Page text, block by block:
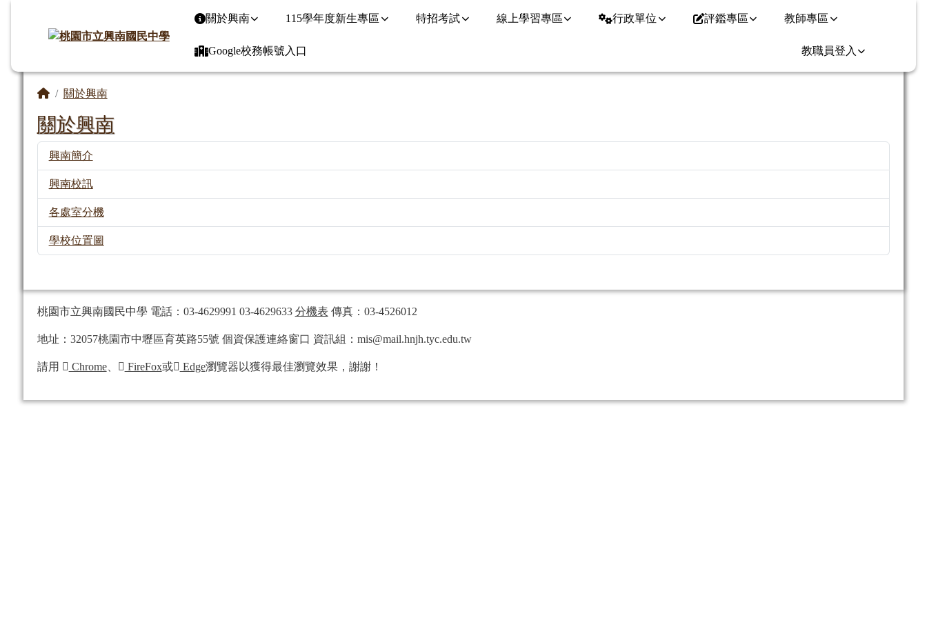
桃園市立興南國民中學
關於興南 115學年度新生專區 特招考試 線上學習專區 行政單位 評鑑專區 教師專區
Google校務帳號入口 教職員登入
主內容區域
回首頁關於興南
關於興南
興南簡介
興南校訊
各處室分機
學校位置圖
頁尾區域
桃園市立興南國民中學 電話：03-4629991 03-4629633 分機表 傳真：03-4526012
地址：32057桃園市中壢區育英路55號 個資保護連絡窗口 資訊組：mis@mail.hnjh.tyc.edu.tw
請用 Chrome、 FireFox或 Edge瀏覽器以獲得最佳瀏覽效果，謝謝！